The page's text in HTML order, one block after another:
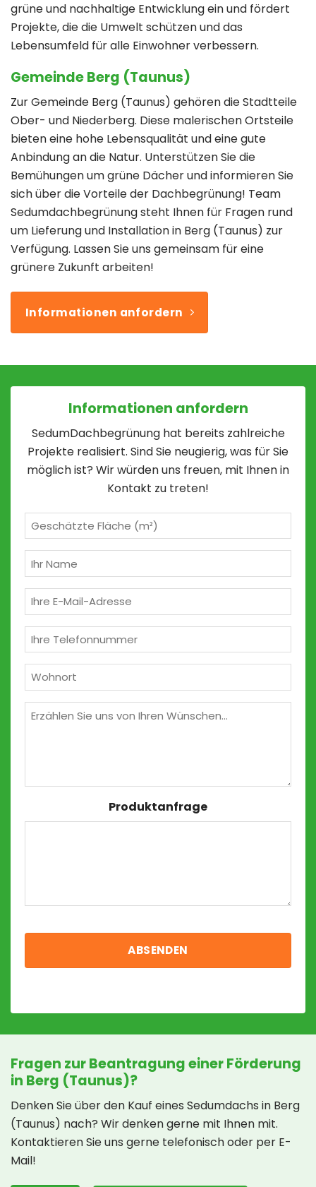
grüne und nachhaltige Entwicklung ein und fördert
Projekte, die die Umwelt schützen und das
Lebensumfeld für alle Einwohner verbessern.
Gemeinde Berg (Taunus)
Zur Gemeinde Berg (Taunus) gehören die Stadtteile
Ober- und Niederberg. Diese malerischen Ortsteile
bieten eine hohe Lebensqualität und eine gute
Anbindung an die Natur. Unterstützen Sie die
Bemühungen um grüne Dächer und informieren Sie
sich über die Vorteile der Dachbegrünung! Team
Sedumdachbegrünung steht Ihnen für Fragen rund
um Lieferung und Installation in Berg (Taunus) zur
Verfügung. Lassen Sie uns gemeinsam für eine
grünere Zukunft arbeiten!
Informationen anfordern
Informationen anfordern
SedumDachbegrünung hat bereits zahlreiche
Projekte realisiert. Sind Sie neugierig, was für Sie
möglich ist? Wir würden uns freuen, mit Ihnen in
Kontakt zu treten!
m²
Name
Mail
(erforderlich)
(erforderlich)
Wünschen
Produktanfrage
Fragen zur Beantragung einer Förderung
in Berg (Taunus)?
Denken Sie über den Kauf eines Sedumdachs in Berg
(Taunus) nach? Wir denken gerne mit Ihnen mit.
Kontaktieren Sie uns gerne telefonisch oder per E-
Mail!